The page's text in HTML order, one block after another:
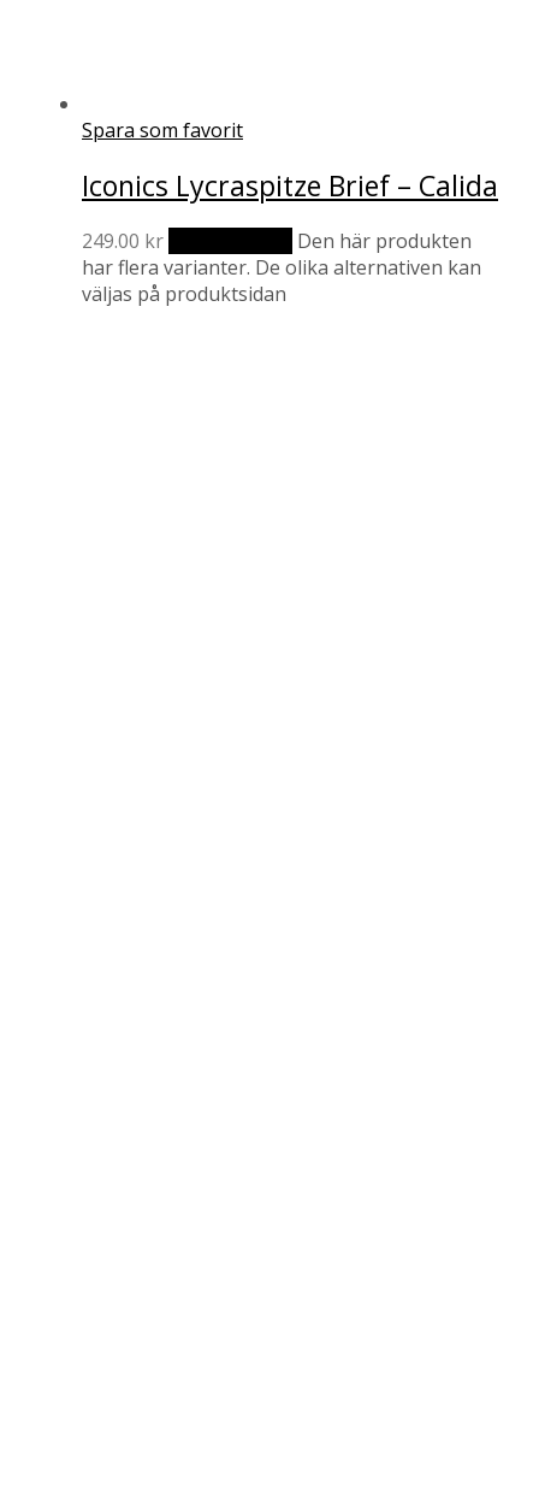
Spara som favorit
Iconics Lycraspitze Brief – Calida
249.00 kr
Den här produkten
har flera varianter. De olika alternativen kan
väljas på produktsidan